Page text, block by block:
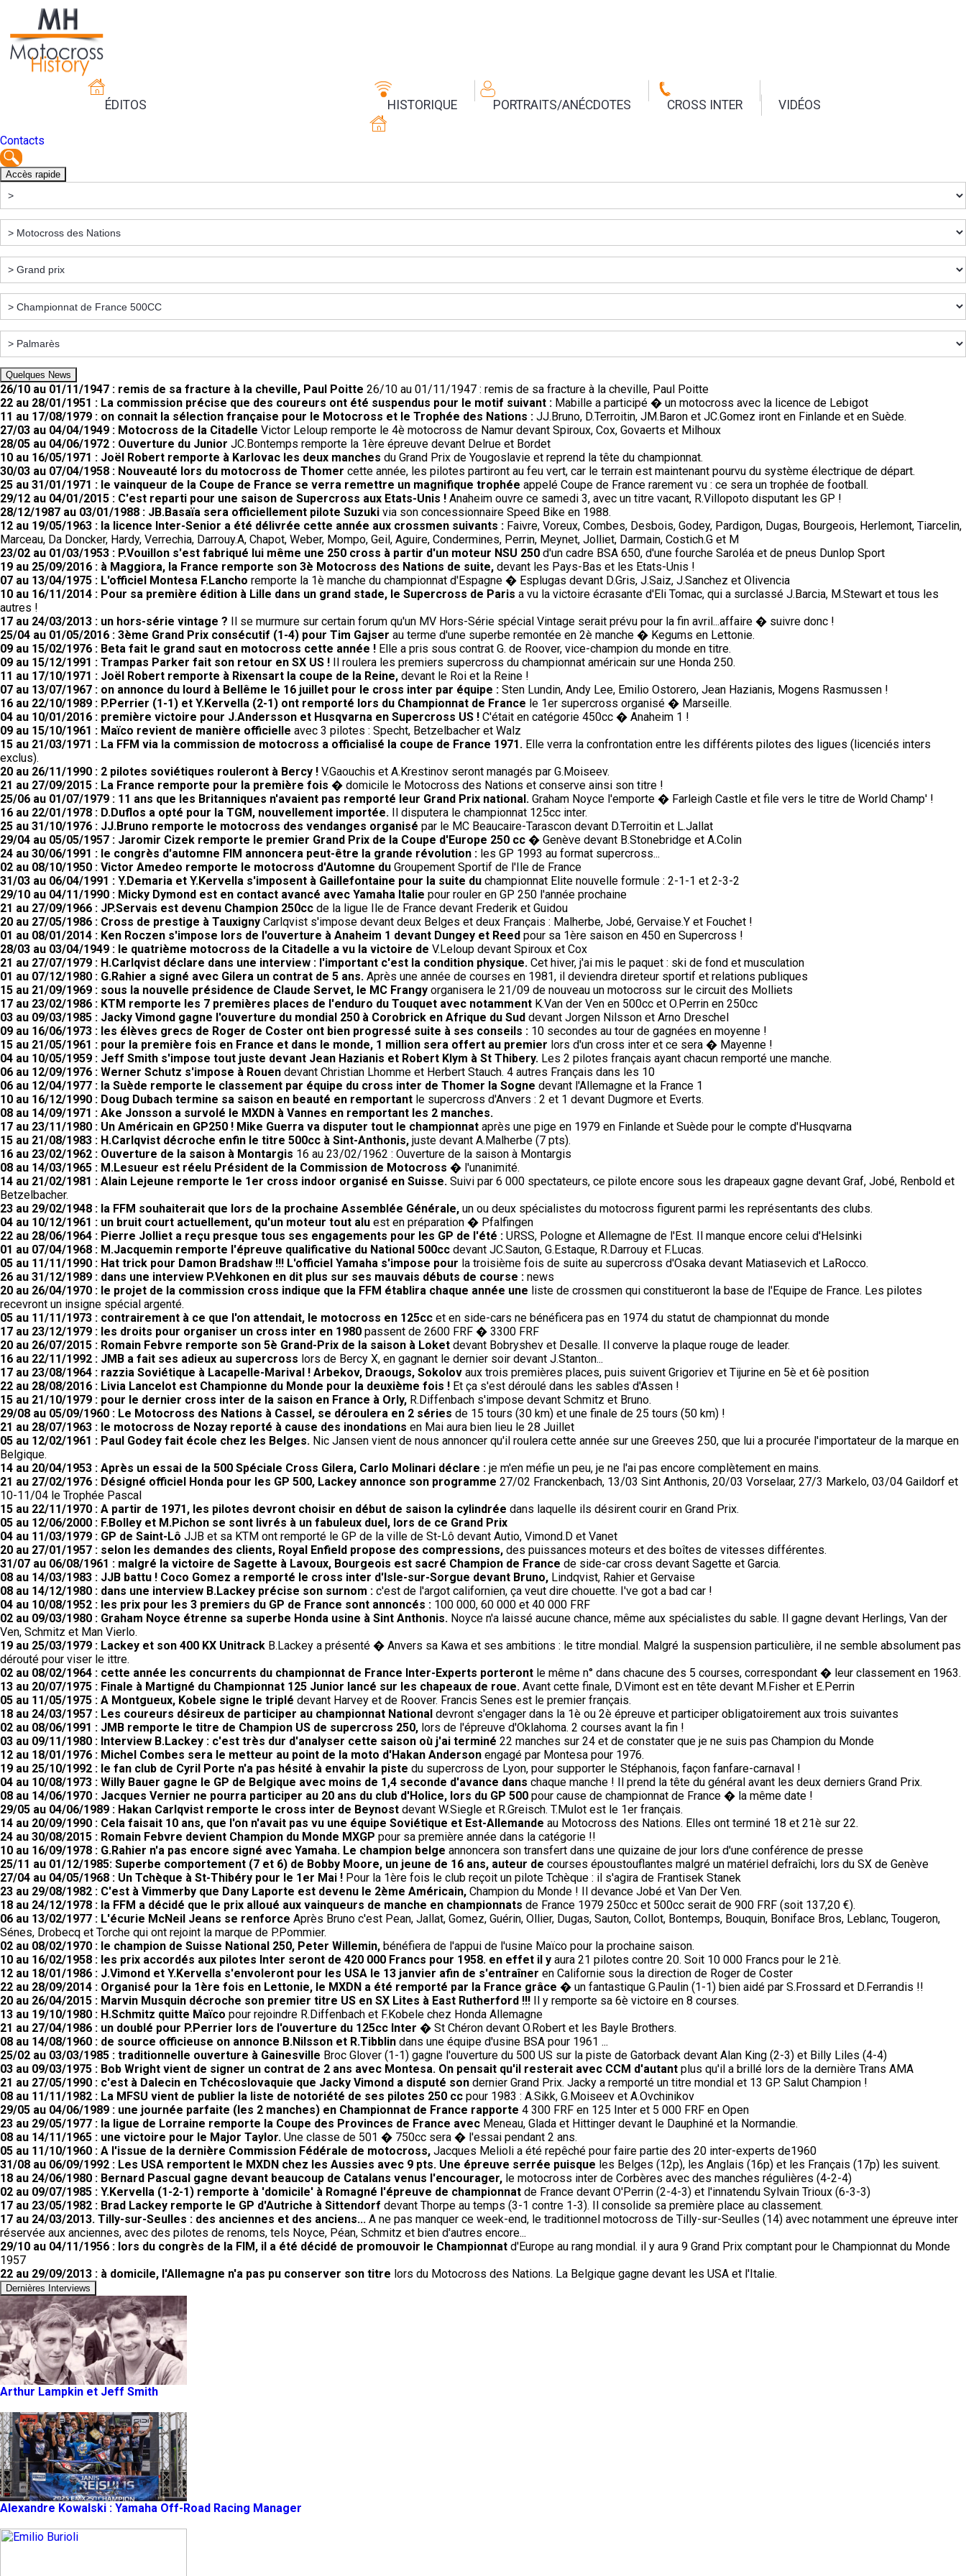
ÉDITOS HISTORIQUE PORTRAITS/ANÉCDOTES CROSS INTER VIDÉOS
Contacts
Accès rapide
Quelques News
26/10 au 01/11/1947 : remis de sa fracture à la cheville, Paul Poitte 26/10 au 01/11/1947 : remis de sa fracture à la cheville, Paul Poitte
22 au 28/01/1951 : La commission précise que des coureurs ont été suspendus pour le motif suivant : Mabille a participé � un motocross avec la licence de Lebigot
11 au 17/08/1979 : on connait la sélection française pour le Motocross et le Trophée des Nations : JJ.Bruno, D.Terroitin, JM.Baron et JC.Gomez iront en Finlande et en Suède.
27/03 au 04/04/1949 : Motocross de la Citadelle Victor Leloup remporte le 4è motocross de Namur devant Spiroux, Cox, Govaerts et Milhoux
28/05 au 04/06/1972 : Ouverture du Junior JC.Bontemps remporte la 1ère épreuve devant Delrue et Bordet
10 au 16/05/1971 : Joël Robert remporte à Karlovac les deux manches du Grand Prix de Yougoslavie et reprend la tête du championnat.
30/03 au 07/04/1958 : Nouveauté lors du motocross de Thomer cette année, les pilotes partiront au feu vert, car le terrain est maintenant pourvu du système électrique de départ.
25 au 31/01/1971 : le vainqueur de la Coupe de France se verra remettre un magnifique trophée appelé Coupe de France rarement vu : ce sera un trophée de football.
29/12 au 04/01/2015 : C'est reparti pour une saison de Supercross aux Etats-Unis ! Anaheim ouvre ce samedi 3, avec un titre vacant, R.Villopoto disputant les GP !
28/12/1987 au 03/01/1988 : JB.Basaïa sera officiellement pilote Suzuki via son concessionnaire Speed Bike en 1988.
12 au 19/05/1963 : la licence Inter-Senior a été délivrée cette année aux crossmen suivants : Faivre, Voreux, Combes, Desbois, Godey, Pardigon, Dugas, Bourgeois, Herlemont, Tiarcelin,
Marceau, Da Doncker, Hardy, Verrechia, Darrouy.A, Chapot, Weber, Mompo, Geil, Aguire, Condermines, Perrin, Meynet, Jolliet, Darmain, Costich.G et M
23/02 au 01/03/1953 : P.Vouillon s'est fabriqué lui même une 250 cross à partir d'un moteur NSU 250 d'un cadre BSA 650, d'une fourche Saroléa et de pneus Dunlop Sport
19 au 25/09/2016 : à Maggiora, la France remporte son 3è Motocross des Nations de suite, devant les Pays-Bas et les Etats-Unis !
07 au 13/04/1975 : L'officiel Montesa F.Lancho remporte la 1è manche du championnat d'Espagne � Esplugas devant D.Gris, J.Saiz, J.Sanchez et Olivencia
10 au 16/11/2014 : Pour sa première édition à Lille dans un grand stade, le Supercross de Paris a vu la victoire écrasante d'Eli Tomac, qui a surclassé J.Barcia, M.Stewart et tous les
autres !
17 au 24/03/2013 : un hors-série vintage ? Il se murmure sur certain forum qu'un MV Hors-Série spécial Vintage serait prévu pour la fin avril...affaire � suivre donc !
25/04 au 01/05/2016 : 3ème Grand Prix consécutif (1-4) pour Tim Gajser au terme d'une superbe remontée en 2è manche � Kegums en Lettonie.
09 au 15/02/1976 : Beta fait le grand saut en motocross cette année ! Elle a pris sous contrat G. de Roover, vice-champion du monde en titre.
09 au 15/12/1991 : Trampas Parker fait son retour en SX US ! Il roulera les premiers supercross du championnat américain sur une Honda 250.
11 au 17/10/1971 : Joël Robert remporte à Rixensart la coupe de la Reine, devant le Roi et la Reine !
07 au 13/07/1967 : on annonce du lourd à Bellême le 16 juillet pour le cross inter par équipe : Sten Lundin, Andy Lee, Emilio Ostorero, Jean Hazianis, Mogens Rasmussen !
16 au 22/10/1989 : P.Perrier (1-1) et Y.Kervella (2-1) ont remporté lors du Championnat de France le 1er supercross organisé � Marseille.
04 au 10/01/2016 : première victoire pour J.Andersson et Husqvarna en Supercross US ! C'était en catégorie 450cc � Anaheim 1 !
09 au 15/10/1961 : Maïco revient de manière officielle avec 3 pilotes : Specht, Betzelbacher et Walz
15 au 21/03/1971 : La FFM via la commission de motocross a officialisé la coupe de France 1971. Elle verra la confrontation entre les différents pilotes des ligues (licenciés inters
exclus).
20 au 26/11/1990 : 2 pilotes soviétiques rouleront à Bercy ! V.Gaouchis et A.Krestinov seront managés par G.Moiseev.
21 au 27/09/2015 : La France remporte pour la première fois � domicile le Motocross des Nations et conserve ainsi son titre !
25/06 au 01/07/1979 : 11 ans que les Britanniques n'avaient pas remporté leur Grand Prix national. Graham Noyce l'emporte � Farleigh Castle et file vers le titre de World Champ' !
16 au 22/01/1978 : D.Duflos a opté pour la TGM, nouvellement importée. Il disputera le championnat 125cc inter.
25 au 31/10/1976 : JJ.Bruno remporte le motocross des vendanges organisé par le MC Beaucaire-Tarascon devant D.Terroitin et L.Jallat
29/04 au 05/05/1957 : Jaromir Cizek remporte le premier Grand Prix de la Coupe d'Europe 250 cc � Genève devant B.Stonebridge et A.Colin
24 au 30/06/1991 : le congrès d'automne FIM annoncera peut-être la grande révolution : les GP 1993 au format supercross...
02 au 08/10/1950 : Victor Amedeo remporte le motocross d'Automne du Groupement Sportif de l'Ile de France
31/03 au 06/04/1991 : Y.Demaria et Y.Kervella s'imposent à Gaillefontaine pour la suite du championnat Elite nouvelle formule : 2-1-1 et 2-3-2
29/10 au 04/11/1990 : Micky Dymond est en contact avancé avec Yamaha Italie pour rouler en GP 250 l'année prochaine
21 au 27/09/1966 : JP.Servais est devenu Champion 250cc de la ligue Ile de France devant Frederik et Guidou
20 au 27/05/1986 : Cross de prestige à Tauxigny Carlqvist s'impose devant deux Belges et deux Français : Malherbe, Jobé, Gervaise.Y et Fouchet !
01 au 08/01/2014 : Ken Roczen s'impose lors de l'ouverture à Anaheim 1 devant Dungey et Reed pour sa 1ère saison en 450 en Supercross !
28/03 au 03/04/1949 : le quatrième motocross de la Citadelle a vu la victoire de V.Leloup devant Spiroux et Cox
21 au 27/07/1979 : H.Carlqvist déclare dans une interview : l'important c'est la condition physique. Cet hiver, j'ai mis le paquet : ski de fond et musculation
01 au 07/12/1980 : G.Rahier a signé avec Gilera un contrat de 5 ans. Après une année de courses en 1981, il deviendra direteur sportif et relations publiques
15 au 21/09/1969 : sous la nouvelle présidence de Claude Servet, le MC Frangy organisera le 21/09 de nouveau un motocross sur le circuit des Molliets
17 au 23/02/1986 : KTM remporte les 7 premières places de l'enduro du Touquet avec notamment K.Van der Ven en 500cc et O.Perrin en 250cc
03 au 09/03/1985 : Jacky Vimond gagne l'ouverture du mondial 250 à Corobrick en Afrique du Sud devant Jorgen Nilsson et Arno Dreschel
09 au 16/06/1973 : les élèves grecs de Roger de Coster ont bien progressé suite à ses conseils : 10 secondes au tour de gagnées en moyenne !
15 au 21/05/1961 : pour la première fois en France et dans le monde, 1 million sera offert au premier lors d'un cross inter et ce sera � Mayenne !
04 au 10/05/1959 : Jeff Smith s'impose tout juste devant Jean Hazianis et Robert Klym à St Thibery. Les 2 pilotes français ayant chacun remporté une manche.
06 au 12/09/1976 : Werner Schutz s'impose à Rouen devant Christian Lhomme et Herbert Stauch. 4 autres Français dans les 10
06 au 12/04/1977 : la Suède remporte le classement par équipe du cross inter de Thomer la Sogne devant l'Allemagne et la France 1
10 au 16/12/1990 : Doug Dubach termine sa saison en beauté en remportant le supercross d'Anvers : 2 et 1 devant Dugmore et Everts.
08 au 14/09/1971 : Ake Jonsson a survolé le MXDN à Vannes en remportant les 2 manches.
17 au 23/11/1980 : Un Américain en GP250 ! Mike Guerra va disputer tout le championnat après une pige en 1979 en Finlande et Suède pour le compte d'Husqvarna
15 au 21/08/1983 : H.Carlqvist décroche enfin le titre 500cc à Sint-Anthonis, juste devant A.Malherbe (7 pts).
16 au 23/02/1962 : Ouverture de la saison à Montargis 16 au 23/02/1962 : Ouverture de la saison à Montargis
08 au 14/03/1965 : M.Lesueur est réelu Président de la Commission de Motocross � l'unanimité.
14 au 21/02/1981 : Alain Lejeune remporte le 1er cross indoor organisé en Suisse. Suivi par 6 000 spectateurs, ce pilote encore sous les drapeaux gagne devant Graf, Jobé, Renbold et
Betzelbacher.
23 au 29/02/1948 : la FFM souhaiterait que lors de la prochaine Assemblée Générale, un ou deux spécialistes du motocross figurent parmi les représentants des clubs.
04 au 10/12/1961 : un bruit court actuellement, qu'un moteur tout alu est en préparation � Pfalfingen
22 au 28/06/1964 : Pierre Jolliet a reçu presque tous ses engagements pour les GP de l'été : URSS, Pologne et Allemagne de l'Est. Il manque encore celui d'Helsinki
01 au 07/04/1968 : M.Jacquemin remporte l'épreuve qualificative du National 500cc devant JC.Sauton, G.Estaque, R.Darrouy et F.Lucas.
05 au 11/11/1990 : Hat trick pour Damon Bradshaw !!! L'officiel Yamaha s'impose pour la troisième fois de suite au supercross d'Osaka devant Matiasevich et LaRocco.
26 au 31/12/1989 : dans une interview P.Vehkonen en dit plus sur ses mauvais débuts de course : news
20 au 26/04/1970 : le projet de la commission cross indique que la FFM établira chaque année une liste de crossmen qui constitueront la base de l'Equipe de France. Les pilotes
recevront un insigne spécial argenté.
05 au 11/11/1973 : contrairement à ce que l'on attendait, le motocross en 125cc et en side-cars ne bénéficera pas en 1974 du statut de championnat du monde
17 au 23/12/1979 : les droits pour organiser un cross inter en 1980 passent de 2600 FRF � 3300 FRF
20 au 26/07/2015 : Romain Febvre remporte son 5è Grand-Prix de la saison à Loket devant Bobryshev et Desalle. Il converve la plaque rouge de leader.
16 au 22/11/1992 : JMB a fait ses adieux au supercross lors de Bercy X, en gagnant le dernier soir devant J.Stanton...
17 au 23/08/1964 : razzia Soviétique à Lacapelle-Marival ! Arbekov, Draougs, Sokolov aux trois premières places, puis suivent Grigoriev et Tijurine en 5è et 6è position
22 au 28/08/2016 : Livia Lancelot est Championne du Monde pour la deuxième fois ! Et ça s'est déroulé dans les sables d'Assen !
15 au 21/10/1979 : pour le dernier cross inter de la saison en France à Orly, R.Diffenbach s'impose devant Schmitz et Bruno.
29/08 au 05/09/1960 : Le Motocross des Nations à Cassel, se déroulera en 2 séries de 15 tours (30 km) et une finale de 25 tours (50 km) !
21 au 28/07/1963 : le motocross de Nozay reporté à cause des inondations en Mai aura bien lieu le 28 Juillet
05 au 12/02/1961 : Paul Godey fait école chez les Belges. Nic Jansen vient de nous annoncer qu'il roulera cette année sur une Greeves 250, que lui a procurée l'importateur de la marque en
Belgique.
14 au 20/04/1953 : Après un essai de la 500 Spéciale Cross Gilera, Carlo Molinari déclare : je m'en méfie un peu, je ne l'ai pas encore complètement en mains.
21 au 27/02/1976 : Désigné officiel Honda pour les GP 500, Lackey annonce son programme 27/02 Franckenbach, 13/03 Sint Anthonis, 20/03 Vorselaar, 27/3 Markelo, 03/04 Gaildorf et
10-11/04 le Trophée Pascal
15 au 22/11/1970 : A partir de 1971, les pilotes devront choisir en début de saison la cylindrée dans laquelle ils désirent courir en Grand Prix.
05 au 12/06/2000 : F.Bolley et M.Pichon se sont livrés à un fabuleux duel, lors de ce Grand Prix
04 au 11/03/1979 : GP de Saint-Lô JJB et sa KTM ont remporté le GP de la ville de St-Lô devant Autio, Vimond.D et Vanet
20 au 27/01/1957 : selon les demandes des clients, Royal Enfield propose des compressions, des puissances moteurs et des boîtes de vitesses différentes.
31/07 au 06/08/1961 : malgré la victoire de Sagette à Lavoux, Bourgeois est sacré Champion de France de side-car cross devant Sagette et Garcia.
08 au 14/03/1983 : JJB battu ! Coco Gomez a remporté le cross inter d'Isle-sur-Sorgue devant Bruno, Lindqvist, Rahier et Gervaise
08 au 14/12/1980 : dans une interview B.Lackey précise son surnom : c'est de l'argot californien, ça veut dire chouette. I've got a bad car !
04 au 10/08/1952 : les prix pour les 3 premiers du GP de France sont annoncés : 100 000, 60 000 et 40 000 FRF
02 au 09/03/1980 : Graham Noyce étrenne sa superbe Honda usine à Sint Anthonis. Noyce n'a laissé aucune chance, même aux spécialistes du sable. Il gagne devant Herlings, Van der
Ven, Schmitz et Man Vierlo.
19 au 25/03/1979 : Lackey et son 400 KX Unitrack B.Lackey a présenté � Anvers sa Kawa et ses ambitions : le titre mondial. Malgré la suspension particulière, il ne semble absolument pas
dérouté pour viser le ittre.
02 au 08/02/1964 : cette année les concurrents du championnat de France Inter-Experts porteront le même n° dans chacune des 5 courses, correspondant � leur classement en 1963.
13 au 20/07/1975 : Finale à Martigné du Championnat 125 Junior lancé sur les chapeaux de roue. Avant cette finale, D.Vimont est en tête devant M.Fisher et E.Perrin
05 au 11/05/1975 : A Montgueux, Kobele signe le triplé devant Harvey et de Roover. Francis Senes est le premier français.
18 au 24/03/1957 : Les coureurs désireux de participer au championnat National devront s'engager dans la 1è ou 2è épreuve et participer obligatoirement aux trois suivantes
02 au 08/06/1991 : JMB remporte le titre de Champion US de supercross 250, lors de l'épreuve d'Oklahoma. 2 courses avant la fin !
03 au 09/11/1980 : Interview B.Lackey : c'est très dur d'analyser cette saison où j'ai terminé 22 manches sur 24 et de constater que je ne suis pas Champion du Monde
12 au 18/01/1976 : Michel Combes sera le metteur au point de la moto d'Hakan Anderson engagé par Montesa pour 1976.
19 au 25/10/1992 : le fan club de Cyril Porte n'a pas hésité à envahir la piste du supercross de Lyon, pour supporter le Stéphanois, façon fanfare-carnaval !
04 au 10/08/1973 : Willy Bauer gagne le GP de Belgique avec moins de 1,4 seconde d'avance dans chaque manche ! Il prend la tête du général avant les deux derniers Grand Prix.
08 au 14/06/1970 : Jacques Vernier ne pourra participer au 20 ans du club d'Holice, lors du GP 500 pour cause de championnat de France � la même date !
29/05 au 04/06/1989 : Hakan Carlqvist remporte le cross inter de Beynost devant W.Siegle et R.Greisch. T.Mulot est le 1er français.
14 au 20/09/1990 : Cela faisait 10 ans, que l'on n'avait pas vu une équipe Soviétique et Est-Allemande au Motocross des Nations. Elles ont terminé 18 et 21è sur 22.
24 au 30/08/2015 : Romain Febvre devient Champion du Monde MXGP pour sa première année dans la catégorie !!
10 au 16/09/1978 : G.Rahier n'a pas encore signé avec Yamaha. Le champion belge annoncera son transfert dans une quizaine de jour lors d'une conférence de presse
25/11 au 01/12/1985: Superbe comportement (7 et 6) de Bobby Moore, un jeune de 16 ans, auteur de courses époustouflantes malgré un matériel defraîchi, lors du SX de Genève
27/04 au 04/05/1968 : Un Tchèque à St-Thibéry pour le 1er Mai ! Pour la 1ère fois le club reçoit un pilote Tchèque : il s'agira de Frantisek Stanek
23 au 29/08/1982 : C'est à Vimmerby que Dany Laporte est devenu le 2ème Américain, Champion du Monde ! Il devance Jobé et Van Der Ven.
18 au 24/12/1978 : la FFM a décidé que le prix alloué aux vainqueurs de manche en championnats de France 1979 250cc et 500cc serait de 900 FRF (soit 137,20 €).
06 au 13/02/1977 : L'écurie McNeil Jeans se renforce Après Bruno c'est Pean, Jallat, Gomez, Guérin, Ollier, Dugas, Sauton, Collot, Bontemps, Bouquin, Boniface Bros, Leblanc, Tougeron,
Sénes, Drobecq et Torche qui ont rejoint la marque de P.Pommier.
02 au 08/02/1970 : le champion de Suisse National 250, Peter Willemin, bénéfiera de l'appui de l'usine Maïco pour la prochaine saison.
10 au 16/02/1958 : les prix accordés aux pilotes Inter seront de 420 000 Francs pour 1958. en effet il y aura 21 pilotes contre 20. Soit 10 000 Francs pour le 21è.
12 au 18/01/1986 : J.Vimond et Y.Kervella s'envoleront pour les USA le 13 janvier afin de s'entraîner en Californie sous la direction de Roger de Coster
22 au 28/09/2014 : Organisé pour la 1ère fois en Lettonie, le MXDN a été remporté par la France grâce � un fantastique G.Paulin (1-1) bien aidé par S.Frossard et D.Ferrandis !!
20 au 26/04/2015 : Marvin Musquin décroche son premier titre US en SX Lites à East Rutherford !!!
Il y remporte sa 6è victoire en 8 courses.
13 au 19/10/1980 : H.Schmitz quitte Maïco pour rejoindre R.Diffenbach et F.Kobele chez Honda Allemagne
21 au 27/04/1986 : un doublé pour P.Perrier lors de l'ouverture du 125cc Inter � St Chéron devant O.Robert et les Bayle Brothers.
08 au 14/08/1960 : de source officieuse on annonce B.Nilsson et R.Tibblin dans une équipe d'usine BSA pour 1961 ...
25/02 au 03/03/1985 : traditionnelle ouverture à Gainesville Broc Glover (1-1) gagne l'ouverture du 500 US sur la piste de Gatorback devant Alan King (2-3) et Billy Liles (4-4)
03 au 09/03/1975 : Bob Wright vient de signer un contrat de 2 ans avec Montesa. On pensait qu'il resterait avec CCM d'autant plus qu'il a brillé lors de la dernière Trans AMA
21 au 27/05/1990 : c'est à Dalecin en Tchécoslovaquie que Jacky Vimond a disputé son dernier Grand Prix. Jacky a remporté un titre mondial et 13 GP. Salut Champion !
08 au 11/11/1982 : La MFSU vient de publier la liste de notoriété de ses pilotes 250 cc pour 1983 : A.Sikk, G.Moiseev et A.Ovchinikov
29/05 au 04/06/1989 : une journée parfaite (les 2 manches) en Championnat de France rapporte 4 300 FRF en 125 Inter et 5 000 FRF en Open
23 au 29/05/1977 : la ligue de Lorraine remporte la Coupe des Provinces de France avec Meneau, Glada et Hittinger devant le Dauphiné et la Normandie.
08 au 14/11/1965 : une victoire pour le Major Taylor. Une classe de 501 � 750cc sera � l'essai pendant 2 ans.
05 au 11/10/1960 : A l'issue de la dernière Commission Fédérale de motocross, Jacques Melioli a été repêché pour faire partie des 20 inter-experts de1960
31/08 au 06/09/1992 : Les USA remportent le MXDN chez les Aussies avec 9 pts. Une épreuve serrée puisque les Belges (12p), les Anglais (16p) et les Français (17p) les suivent.
18 au 24/06/1980 : Bernard Pascual gagne devant beaucoup de Catalans venus l'encourager, le motocross inter de Corbères avec des manches régulières (4-2-4)
02 au 09/07/1985 : Y.Kervella (1-2-1) remporte à 'domicile' à Romagné l'épreuve de championnat de France devant O'Perrin (2-4-3) et l'innatendu Sylvain Trioux (6-3-3)
17 au 23/05/1982 : Brad Lackey remporte le GP d'Autriche à Sittendorf devant Thorpe au temps (3-1 contre 1-3). Il consolide sa première place au classement.
17 au 24/03/2013. Tilly-sur-Seulles : des anciennes et des anciens... A ne pas manquer ce week-end, le traditionnel motocross de Tilly-sur-Seulles (14) avec notamment une épreuve inter
réservée aux anciennes, avec des pilotes de renoms, tels Noyce, Péan, Schmitz et bien d'autres encore...
29/10 au 04/11/1956 : lors du congrès de la FIM, il a été décidé de promouvoir le Championnat d'Europe au rang mondial. il y aura 9 Grand Prix comptant pour le Championnat du Monde
1957
22 au 29/09/2013 : à domicile, l'Allemagne n'a pas pu conserver son titre lors du Motocross des Nations. La Belgique gagne devant les USA et l'Italie.
Dernières Interviews
Arthur Lampkin et Jeff Smith
Alexandre Kowalski : Yamaha Off-Road Racing Manager